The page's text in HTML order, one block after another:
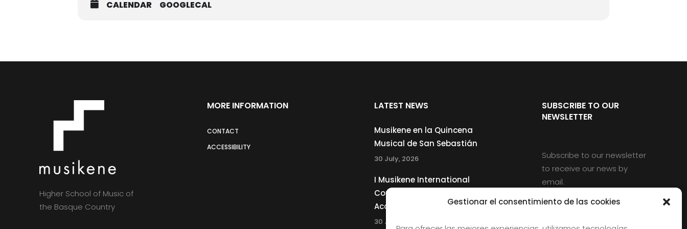
Gestionar el consentimiento de las cookies
CALENDAR GOOGLECAL
Higher School of Music of
the Basque Country
MORE INFORMATION
CONTACT
ACCESSIBILITY
LATEST NEWS
Musikene en la Quincena
Musical de San Sebastián
30 July, 2026
I Musikene International
Competition for Young
Accordionists
30 July, 2026
SUBSCRIBE TO OUR
NEWSLETTER
Subscribe to our newsletter
to receive our news by
email.